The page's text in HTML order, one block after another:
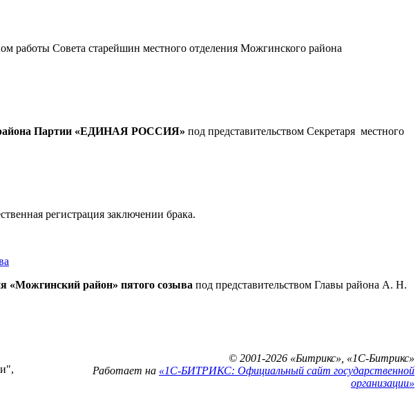
работы Совета старейшин местного отделения Можгинского района
района Партии «ЕДИНАЯ РОССИЯ» под представительством Секретаря местного
регистрация заключении брака.
«Можгинский район» пятого созыва под представительством Главы района А. Н.
© 2001-2026 «Битрикс», «1С-Битрикс»
Работает на «1С-БИТРИКС: Официальный сайт государственной
организации»